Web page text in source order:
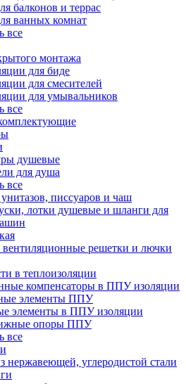
балконов и террас
ванных комнат
все
монтажа
для биде
для смесителей
для умывальников
все
душевые
для душа
все
писсуаров и чаш
лотки душевые и шланги для
решетки и лючки
в теплоизоляции
компенсаторы в ППУ изоляции
элементы ППУ
элементы в ППУ изоляции
опоры ППУ
все
нержавеющей, углеродистой стали